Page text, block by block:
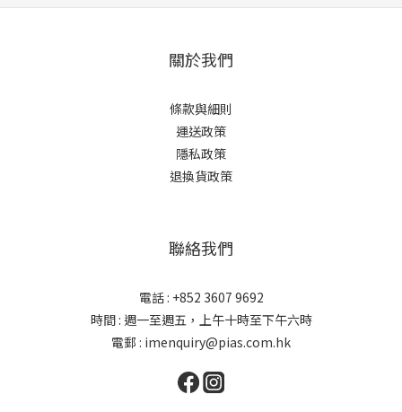
關於我們
條款與細則
運送政策
隱私政策
退換貨政策
聯絡我們
電話 : +852 3607 9692
時間 : 週一至週五，上午十時至下午六時
電郵 : imenquiry@pias.com.hk